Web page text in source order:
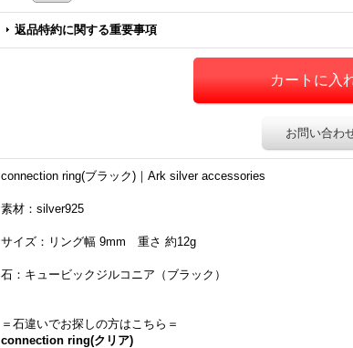
返品特約に関する重要事項
お問い合わ
connection ring(ブラック)｜Ark silver accessories
素材：silver925
サイズ：リング幅 9mm 重さ 約12g
石：キュービックジルコニア（ブラック）
＝石違いでお探しの方はこちら＝
connection ring(クリア)